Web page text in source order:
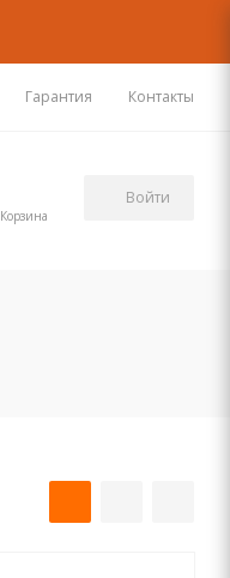
Гарантия Контакты
Корзина
Войти